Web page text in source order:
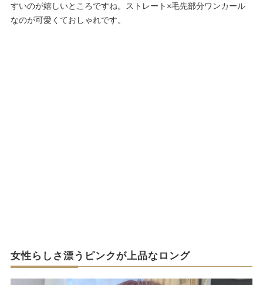
すいのが嬉しいところですね。ストレート×毛先部分ワンカール
なのが可愛くておしゃれです。
女性らしさ漂うピンクが上品なロング